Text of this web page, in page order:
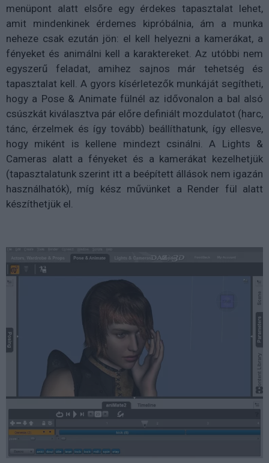
menüpont alatt elsőre egy érdekes tapasztalat lehet,
amit mindenkinek érdemes kipróbálnia, ám a munka
neheze csak ezután jön: el kell helyezni a kamerákat, a
fényeket és animálni kell a karaktereket. Az utóbbi nem
egyszerű feladat, amihez sajnos már tehetség és
tapasztalat kell. A gyors kísérletezők munkáját segítheti,
hogy a Pose & Animate fülnél az idővonalon a bal alsó
csúszkát kiválasztva pár előre definiált mozdulatot (harc,
tánc, érzelmek és így tovább) beállíthatunk, így ellesve,
hogy miként is kellene mindezt csinálni. A Lights &
Cameras alatt a fényeket és a kamerákat kezelhetjük
(tapasztalatunk szerint itt a beépített állások nem igazán
használhatók), míg kész művünket a Render fül alatt
készíthetjük el.